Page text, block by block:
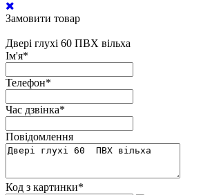
Замовити товар
Двері глухі 60 ПВХ вільха
Ім'я*
Телефон*
Час дзвінка*
Повідомлення
Код з картинки*